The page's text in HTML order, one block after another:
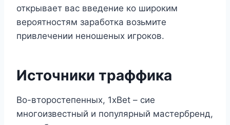
открывает вас введение ко широким
вероятностям заработка возьмите
привлечении неношеных игроков.
Источники траффика
Во-второстепенных, 1xBet – сие
многоизвестный и популярный мастербренд,